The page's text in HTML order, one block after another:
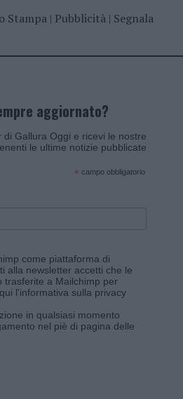
Stampa| Pubblicità| Segnala
aggiornato?
di Gallura Oggi e ricevi le nostre
le ultime notizie pubblicate
* campo obbligatorio
come piattaforma di
alla newsletter accetti che le
trasferite a Mailchimp per
l'informativa sulla privacy
in qualsiasi momento
nel piè di pagina delle